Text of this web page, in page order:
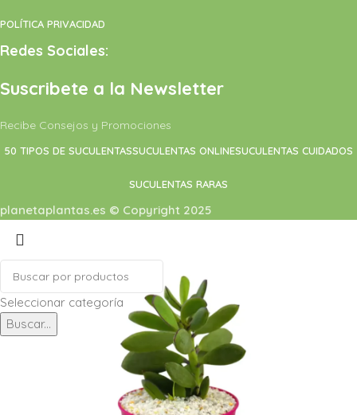
POLÍTICA PRIVACIDAD
Redes Sociales:
Suscribete a la Newsletter
Recibe Consejos y Promociones
50 TIPOS DE SUCULENTASSUCULENTAS ONLINESUCULENTAS CUIDADOS
SUCULENTAS RARAS
planetaplantas.es © Copyright 2025
Seleccionar categoría
Buscar...